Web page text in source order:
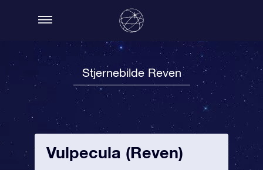
Stjernebilde Reven
Vulpecula (Reven)